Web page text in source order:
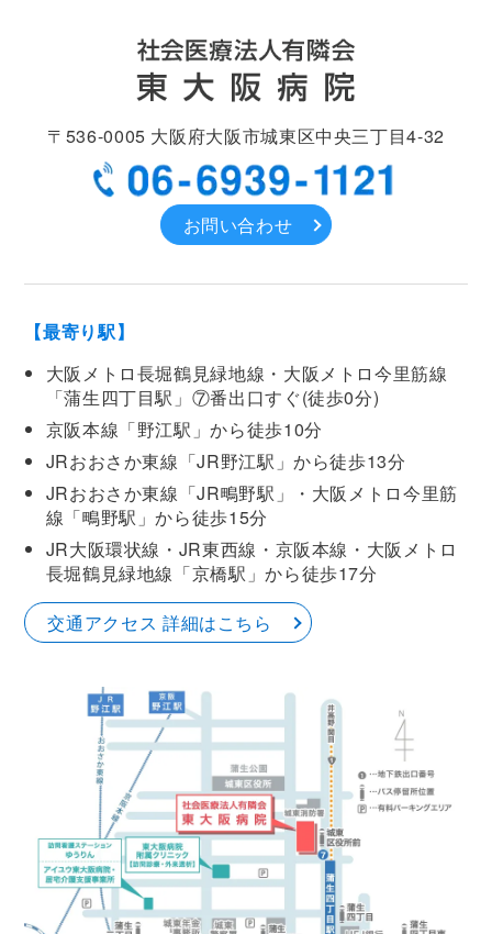
〒536-0005 大阪府大阪市城東区中央三丁目4-32
お問い合わせ
【最寄り駅】
大阪メトロ長堀鶴見緑地線・大阪メトロ今里筋線
「蒲生四丁目駅」⑦番出口すぐ(徒歩0分)
京阪本線「野江駅」から徒歩10分
JRおおさか東線「JR野江駅」から徒歩13分
JRおおさか東線「JR鴫野駅」・大阪メトロ今里筋
線「鴫野駅」から徒歩15分
JR大阪環状線・JR東西線・京阪本線・大阪メトロ
長堀鶴見緑地線「京橋駅」から徒歩17分
交通アクセス 詳細はこちら